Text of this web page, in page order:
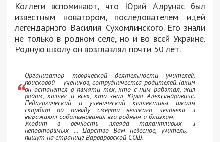
Коллеги вспоминают, что Юрий Адрунас был
известным новатором, последователем идей
легендарного Василия Сухомлинского. Его знали
не только в родном селе, но и во всей Украине.
Родную школу он возглавлял почти 50 лет.
Организатор творческой деятельности учителей,
поисковой – учеников, сотрудничества родителей.Таким
он останется в памяти тех, кто с ним работал, жил
рядом, коллег и всех, кто знал Юрия Александровича.
Педагогический и ученический коллективы школы
скорбят по поводу смерти великого человека и
выражают соболезнования его родным и близким.
Уходит в вечность плеяда талантливых и
неповторимых … Царство Вам небесное, учитель, –
пишут на странице Варваровской СОШ.